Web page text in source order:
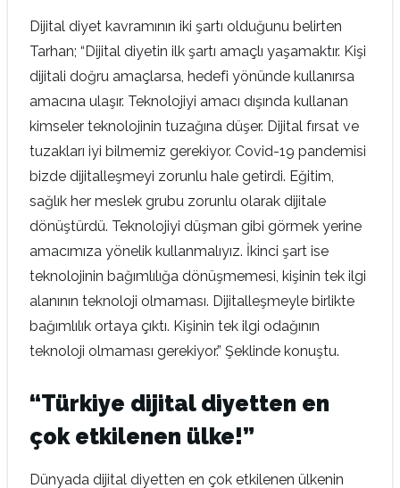
Dijital diyet kavramının iki şartı olduğunu belirten
Tarhan; “Dijital diyetin ilk şartı amaçlı yaşamaktır. Kişi
dijitali doğru amaçlarsa, hedefi yönünde kullanırsa
amacına ulaşır. Teknolojiyi amacı dışında kullanan
kimseler teknolojinin tuzağına düşer. Dijital fırsat ve
tuzakları iyi bilmemiz gerekiyor. Covid-19 pandemisi
bizde dijitalleşmeyi zorunlu hale getirdi. Eğitim,
sağlık her meslek grubu zorunlu olarak dijitale
dönüştürdü. Teknolojiyi düşman gibi görmek yerine
amacımıza yönelik kullanmalıyız. İkinci şart ise
teknolojinin bağımlılığa dönüşmemesi, kişinin tek ilgi
alanının teknoloji olmaması. Dijitalleşmeyle birlikte
bağımlılık ortaya çıktı. Kişinin tek ilgi odağının
teknoloji olmaması gerekiyor.” Şeklinde konuştu.
“Türkiye dijital diyetten en
çok etkilenen ülke!”
Dünyada dijital diyetten en çok etkilenen ülkenin